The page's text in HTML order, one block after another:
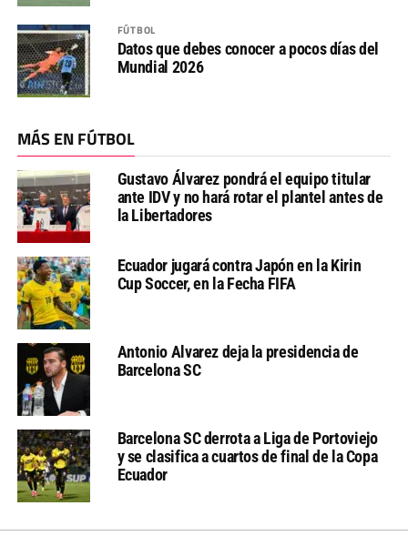
FÚTBOL
Datos que debes conocer a pocos días del
Mundial 2026
MÁS EN FÚTBOL
Gustavo Álvarez pondrá el equipo titular
ante IDV y no hará rotar el plantel antes de
la Libertadores
Ecuador jugará contra Japón en la Kirin
Cup Soccer, en la Fecha FIFA
Antonio Alvarez deja la presidencia de
Barcelona SC
Barcelona SC derrota a Liga de Portoviejo
y se clasifica a cuartos de final de la Copa
Ecuador